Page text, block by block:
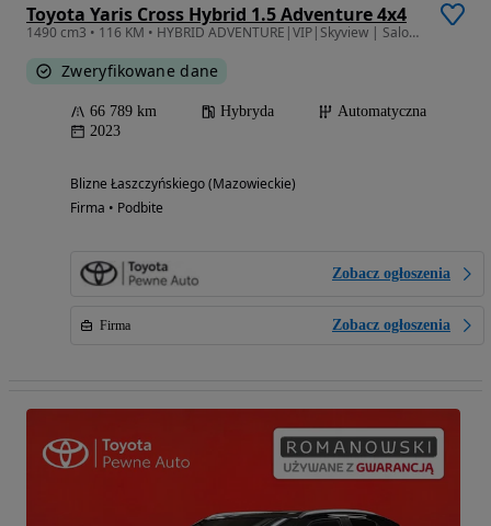
Toyota Yaris Cross Hybrid 1.5 Adventure 4x4
1490 cm3 • 116 KM • HYBRID ADVENTURE|VIP|Skyview | Salon PL | Serwis ASO
Zweryfikowane dane
66 789 km Hybryda
Automatyczna
2023
Blizne Łaszczyńskiego (Mazowieckie)
Firma • Podbite
Zobacz ogłoszenia
Firma Zobacz ogłoszenia